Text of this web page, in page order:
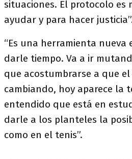
situaciones. El protocolo es
ayudar y para hacer
“Es una herramienta nueva
darle tiempo. Va a ir
que acostumbrarse a que
cambiando, hoy aparece la
entendido que está en
darle a los planteles la
como en el tenis”.